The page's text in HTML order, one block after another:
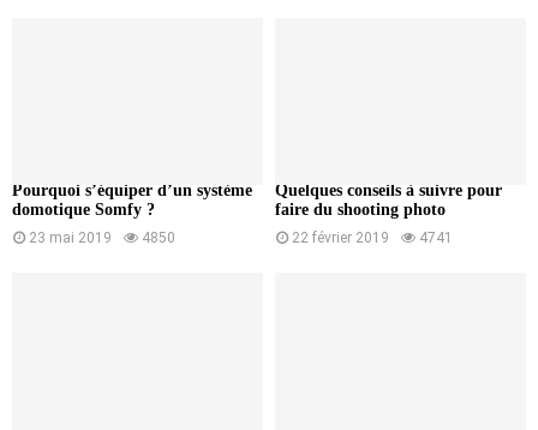
Pourquoi s’équiper d’un système
domotique Somfy ?
23 mai 2019 4850
Quelques conseils à suivre pour
faire du shooting photo
22 février 2019 4741